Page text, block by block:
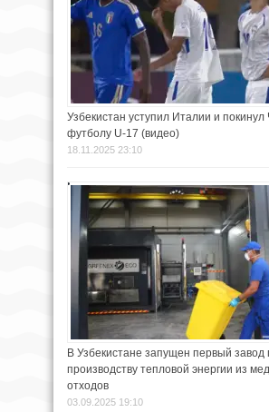
Узбекистан уступил Италии и
футболу U-17 (видео)
18.11.2025 23:10
В Узбекистане запущен первый завод
производству тепловой энергии из
отходов
03.09.2025 19:10